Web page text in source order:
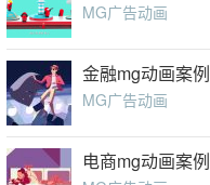
MG广告动画
金融mg动画案例
MG广告动画
电商mg动画案例